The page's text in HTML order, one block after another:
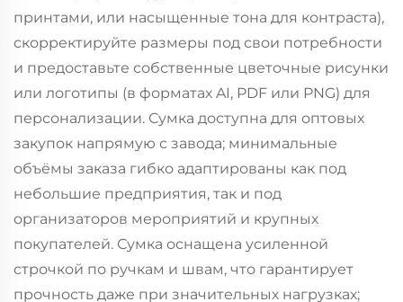
принтами, или насыщенные тона для контраста),
скорректируйте размеры под свои потребности
и предоставьте собственные цветочные рисунки
или логотипы (в форматах AI, PDF или PNG) для
персонализации. Сумка доступна для оптовых
закупок напрямую с завода; минимальные
объёмы заказа гибко адаптированы как под
небольшие предприятия, так и под
организаторов мероприятий и крупных
покупателей. Сумка оснащена усиленной
строчкой по ручкам и швам, что гарантирует
прочность даже при значительных нагрузках;